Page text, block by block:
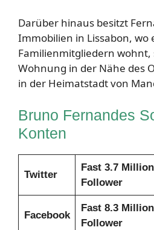
Darüber hinaus besitzt
Immobilien in Lissabon, wo
Familienmitgliedern wohnt,
Wohnung in der Nähe des
in der Heimatstadt von
Bruno Fernandes
Konten
Twitter
Fast 3.7
Follower
Facebook
Fast 8.3
Follower